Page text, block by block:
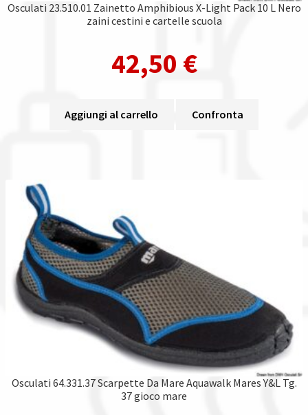
Osculati 23.510.01 Zainetto Amphibious X-Light Pack 10 L Nero
zaini cestini e cartelle scuola
42,50 €
Aggiungi al carrello Confronta
Osculati 64.331.37 Scarpette Da Mare Aquawalk Mares Y&L Tg.
37 gioco mare